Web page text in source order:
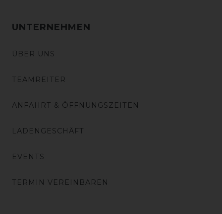
UNTERNEHMEN
ÜBER UNS
TEAMREITER
ANFAHRT & ÖFFNUNGSZEITEN
LADENGESCHÄFT
EVENTS
TERMIN VEREINBAREN